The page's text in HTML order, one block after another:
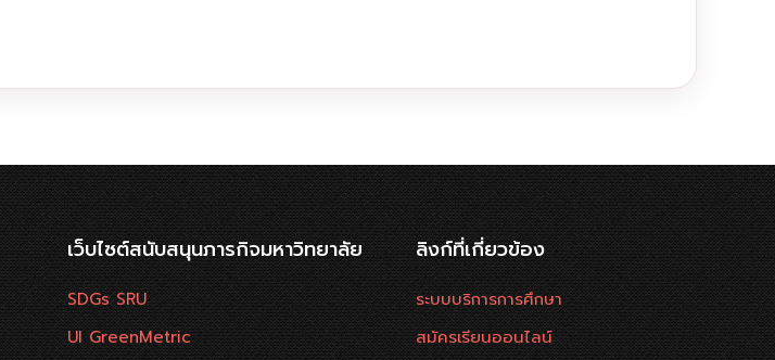
เว็บไซต์สนับสนุนภารกิจมหาวิทยาลัย
SDGs SRU
UI GreenMetric
ลิงก์ที่เกี่ยวข้อง
ระบบบริการการศึกษา
สมัครเรียนออนไลน์